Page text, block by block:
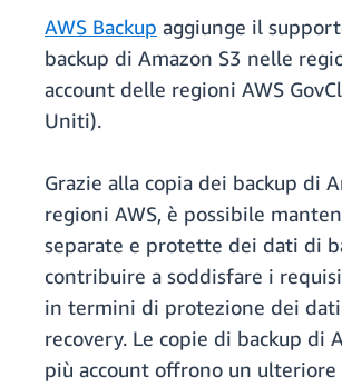
AWS Backup aggiunge il
backup di Amazon S3 nelle
account delle regioni AWS
Uniti).
Grazie alla copia dei backup di
regioni AWS, è possibile
separate e protette dei dati di
contribuire a soddisfare i
in termini di protezione dei
recovery. Le copie di backup di
più account offrono un